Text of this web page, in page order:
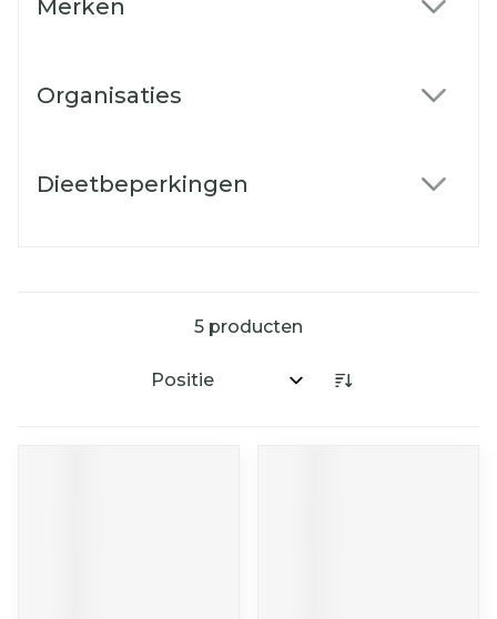
Merken
Organisaties
Dieetbeperkingen
5 producten
Sorteer op: